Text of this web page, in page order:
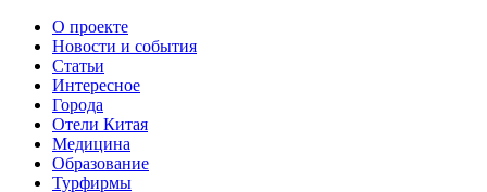
О проекте
Новости и события
Статьи
Интересное
Города
Отели Китая
Медицина
Образование
Турфирмы